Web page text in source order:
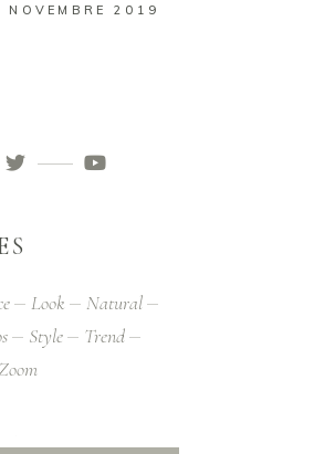
NOVEMBRE 2019
Look
Natural
Style
Trend